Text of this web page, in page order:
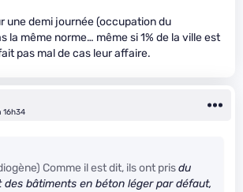
une demi journée (occupation du
la même norme… même si 1% de la ville est
pas mal de cas leur affaire.
16h34
Comme il est dit, ils ont prisdu
des bâtiments en béton léger par défaut,